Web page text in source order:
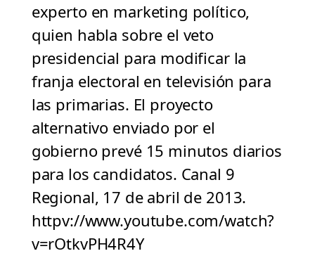
experto en marketing político,
quien habla sobre el veto
presidencial para modificar la
franja electoral en televisión para
las primarias. El proyecto
alternativo enviado por el
gobierno prevé 15 minutos diarios
para los candidatos. Canal 9
Regional, 17 de abril de 2013.
httpv://www.youtube.com/watch?
v=rOtkvPH4R4Y